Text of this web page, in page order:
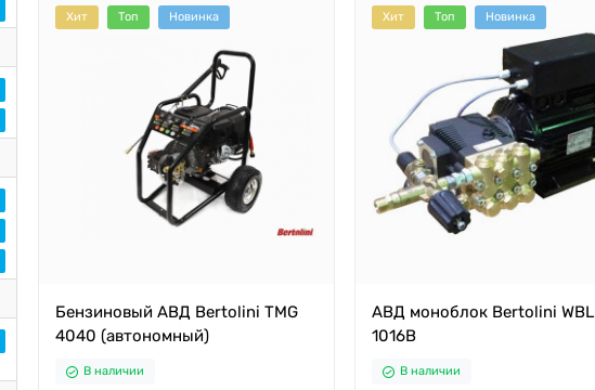
Хит Топ Новинка
Бензиновый АВД Bertolini TMG
4040 (автономный)
В наличии
Хит Топ Новинка
АВД моноблок Bertolini WBL
1016B
В наличии